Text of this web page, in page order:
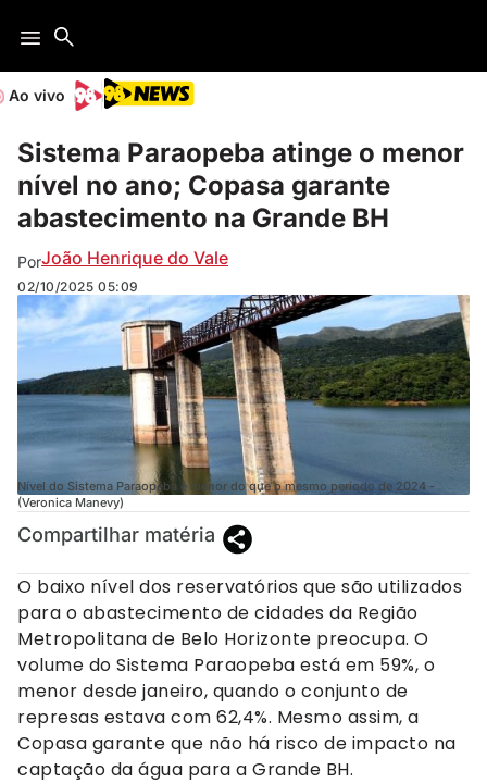
Ao vivo
Sistema Paraopeba atinge o menor
nível no ano; Copasa garante
abastecimento na Grande BH
PorJoão Henrique do Vale
02/10/2025 05:09
Nível do Sistema Paraopeba é menor do que o mesmo período de 2024 -
(Veronica Manevy)
Compartilhar matéria
O baixo nível dos reservatórios que são utilizados
para o abastecimento de cidades da Região
Metropolitana de Belo Horizonte preocupa. O
volume do Sistema Paraopeba está em 59%, o
menor desde janeiro, quando o conjunto de
represas estava com 62,4%. Mesmo assim, a
Copasa garante que não há risco de impacto na
captação da água para a Grande BH.